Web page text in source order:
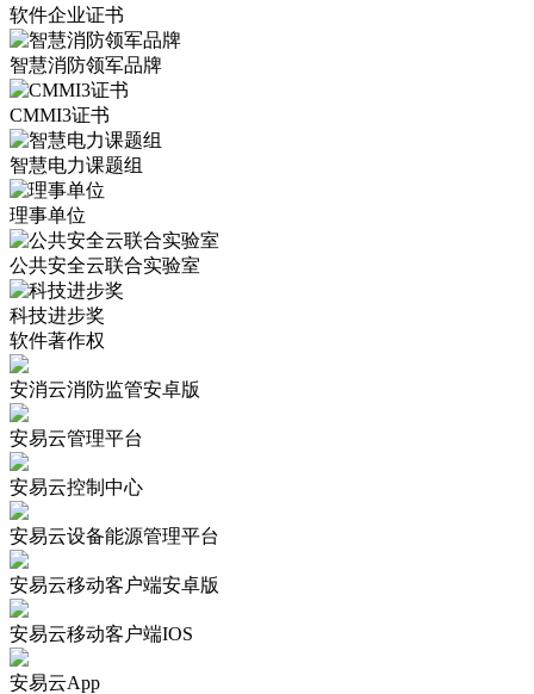
软件企业证书
智慧消防领军品牌
CMMI3证书
智慧电力课题组
理事单位
公共安全云联合实验室
科技进步奖
软件著作权
安消云消防监管安卓版
安易云管理平台
安易云控制中心
安易云设备能源管理平台
安易云移动客户端安卓版
安易云移动客户端IOS
安易云App